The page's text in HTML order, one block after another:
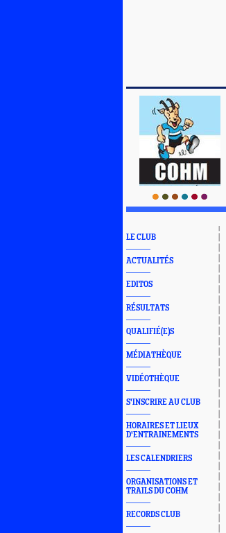
LE CLUB
ACTUALITÉS
EDITOS
RÉSULTATS
QUALIFIÉ(E)S
MÉDIATHÈQUE
VIDÉOTHÈQUE
S'INSCRIRE AU CLUB
HORAIRES ET LIEUX
D'ENTRAINEMENTS
LES CALENDRIERS
ORGANISATIONS ET
TRAILS DU COHM
RECORDS CLUB